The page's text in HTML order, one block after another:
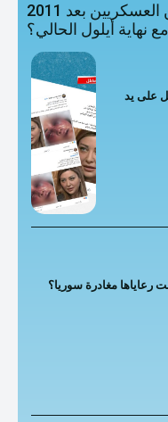
هل صحيح أن المتقاعدين العسكريين بعد 2011
نهاية أيلول الحالي؟
على يد
رعاياها مغادرة سوريا؟